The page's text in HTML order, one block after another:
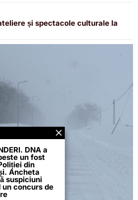
și spectacole culturale la
DNA a
un fost
din
Ancheta
suspiciuni
un concurs de